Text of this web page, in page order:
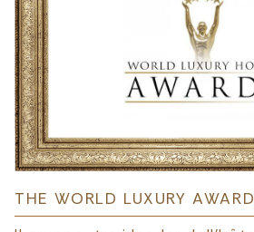
THE WORLD LUXURY